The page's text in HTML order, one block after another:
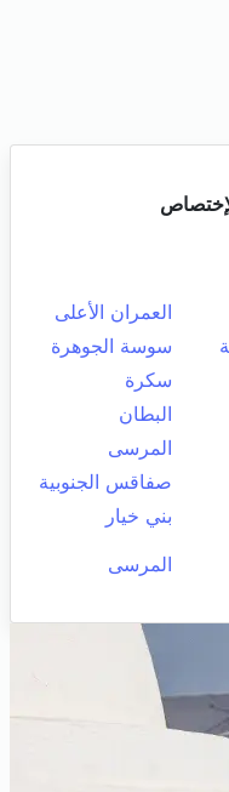
العمران الأعلى
سوسة الجوهرة
سكرة
البطان
المرسى
صفاقس الجنوبية
بني خيار
المرسى